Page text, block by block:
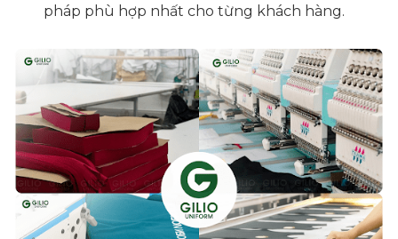
pháp phù hợp nhất cho từng khách hàng.